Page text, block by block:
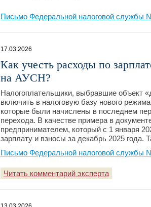
Письмо Федеральной налоговой службы
17.03.2026
Как учесть расходы по
на АУСН?
Налогоплательщики, выбравшие объект
включить в налоговую базу нового
которые были начислены в последнем
перехода. В качестве примера в
предпринимателем, который с 1 января
зарплату и взносы за декабрь 2025
Письмо Федеральной налоговой службы
Читать комментарий эксперта